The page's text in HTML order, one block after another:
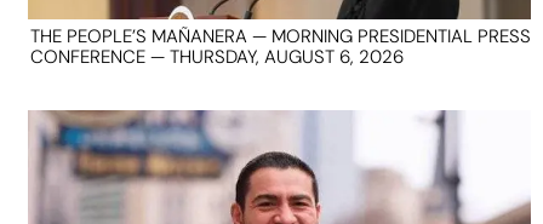
THE PEOPLE’S MAÑANERA — MORNING PRESIDENTIAL PRESS
CONFERENCE — THURSDAY, AUGUST 6, 2026